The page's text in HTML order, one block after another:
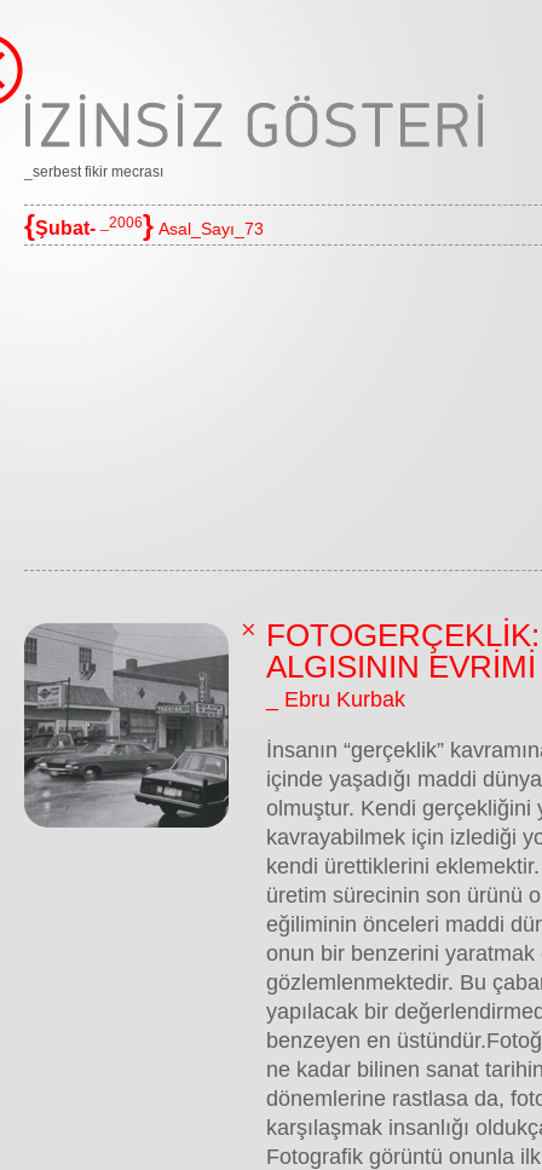
_serbest fikir mecrası
{Şubat- _2006} Asal_Sayı_73
ALGISININ EVRİMİ
_ Ebru Kurbak
İnsanın “gerçeklik”
içinde yaşadığı maddi
olmuştur. Kendi gerçekliğini
kavrayabilmek için izlediği
kendi ürettiklerini
üretim sürecinin son ürünü
eğiliminin önceleri maddi
onun bir benzerini yaratmak
gözlemlenmektedir. Bu
yapılacak bir
benzeyen en
ne kadar bilinen sanat
dönemlerine rastlasa da,
karşılaşmak insanlığı
Fotografik görüntü onunla